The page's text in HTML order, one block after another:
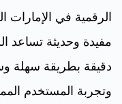
الرقمية في الإمارات
مفيدة وحديثة تساعد
دقيقة بطريقة سهلة
وتجربة المستخدم